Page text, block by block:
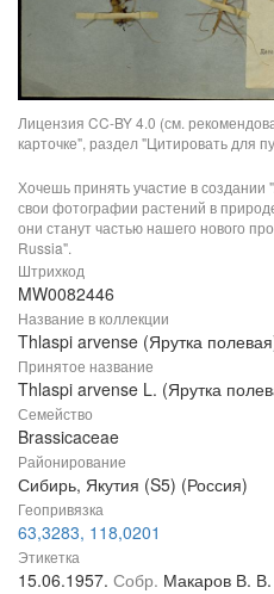
Лицензия CC-BY 4.0 (см.
карточке", раздел "Цитировать для
Хочешь принять участие в
свои фотографии растений в
они станут частью нашего нового
Russia".
Штрихкод
MW0082446
Название в коллекции
Thlaspi arvense (Ярутка
Принятое название
Thlaspi arvense L. (Ярутка
Семейство
Brassicaceae
Районирование
Сибирь, Якутия (S5) (Россия)
Геопривязка
63,3283, 118,0201
Этикетка
15.06.1957. Собр. Макаров В. В.